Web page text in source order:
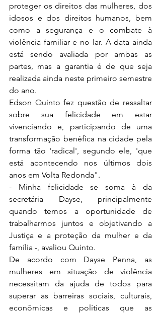
proteger os direitos das mulheres, dos
idosos e dos direitos humanos, bem
como a segurança e o combate à
violência familiar e no lar. A data ainda
está sendo avaliada por ambas as
partes, mas a garantia é de que seja
realizada ainda neste primeiro semestre
do ano.
Edson Quinto fez questão de ressaltar
sobre sua felicidade em estar
vivenciando e, participando de uma
transformação benéfica na cidade pela
forma tão 'radical', segundo ele, 'que
está acontecendo nos últimos dois
anos em Volta Redonda".
- Minha felicidade se soma à da
secretária Dayse, principalmente
quando temos a oportunidade de
trabalharmos juntos e objetivando a
Justiça e a proteção da mulher e da
família -, avaliou Quinto.
De acordo com Dayse Penna, as
mulheres em situação de violência
necessitam da ajuda de todos para
superar as barreiras sociais, culturais,
econômicas e políticas que as